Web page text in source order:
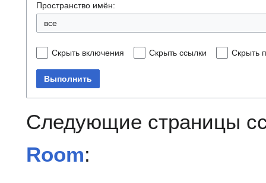
Пространство имён:
все
Скрыть включения Скрыть ссылки Скрыть
Выполнить
Следующие страницы
Room: